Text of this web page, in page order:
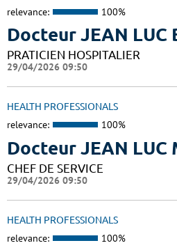
relevance: 100%
Docteur JEAN LUC
PRATICIEN HOSPITALIER
29/04/2026 09:50
HEALTH PROFESSIONALS
relevance: 100%
Docteur JEAN LUC
CHEF DE SERVICE
29/04/2026 09:50
HEALTH PROFESSIONALS
relevance: 100%